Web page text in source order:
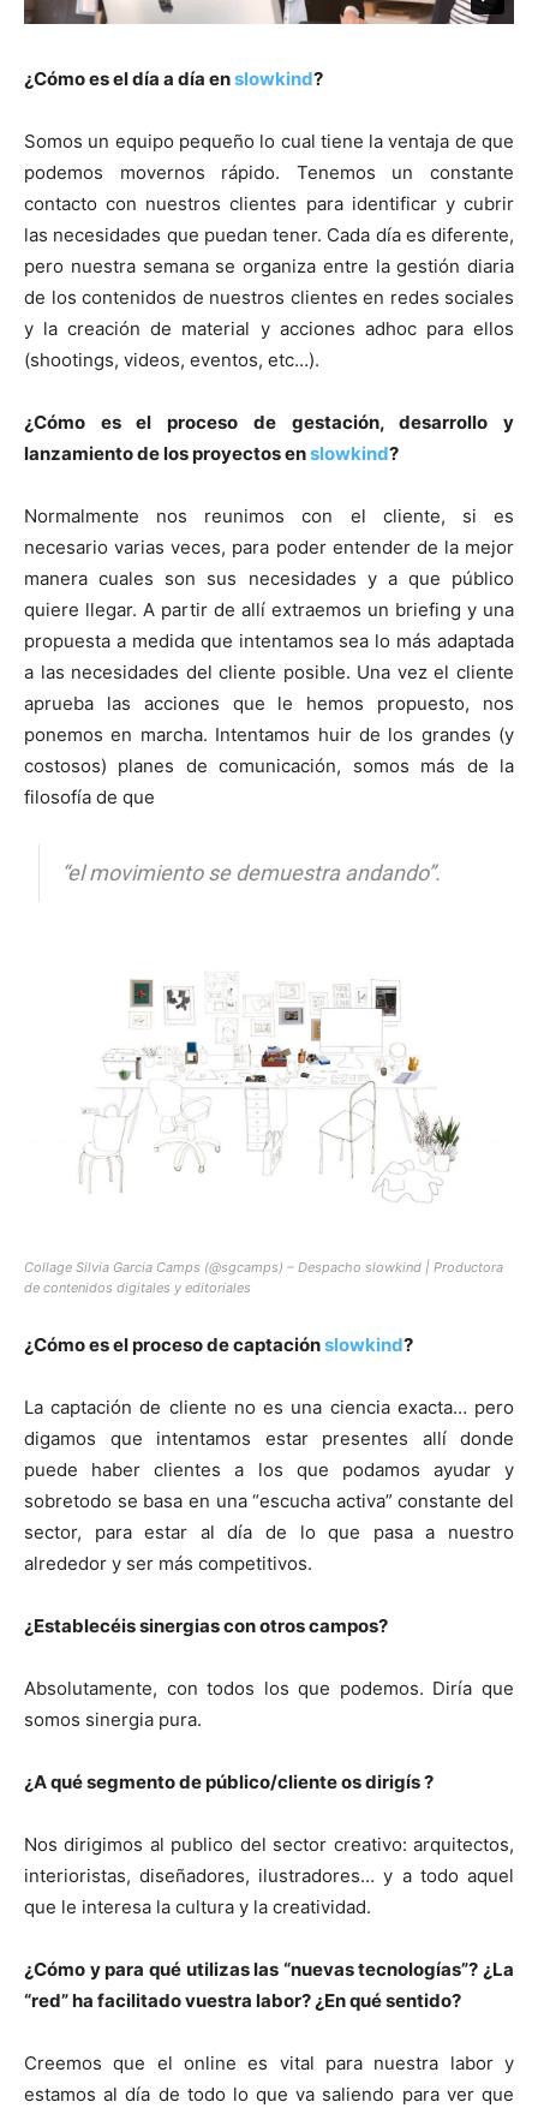
¿Cómo es el día a día enslowkind?
Somos un equipo pequeño lo cual tiene la ventaja de que
podemos movernos rápido. Tenemos un constante
contacto con nuestros clientes para identificar y cubrir
las necesidades que puedan tener. Cada día es diferente,
pero nuestra semana se organiza entre la gestión diaria
de los contenidos de nuestros clientes en redes sociales
y la creación de material y acciones adhoc para ellos
(shootings, videos, eventos, etc…).
¿Cómo es el proceso de gestación, desarrollo y
lanzamiento de los proyectos enslowkind?
Normalmente nos reunimos con el cliente, si es
necesario varias veces, para poder entender de la mejor
manera cuales son sus necesidades y a que público
quiere llegar. A partir de allí extraemos un briefing y una
propuesta a medida que intentamos sea lo más adaptada
a las necesidades del cliente posible. Una vez el cliente
aprueba las acciones que le hemos propuesto, nos
ponemos en marcha. Intentamos huir de los grandes (y
costosos) planes de comunicación, somos más de la
filosofía de que
“el movimiento se demuestra andando”.
Collage Silvia Garcia Camps (@sgcamps) – Despacho slowkind | Productora
de contenidos digitales y editoriales
¿Cómo es el proceso de captaciónslowkind?
La captación de cliente no es una ciencia exacta… pero
digamos que intentamos estar presentes allí donde
puede haber clientes a los que podamos ayudar y
sobretodo se basa en una “escucha activa” constante del
sector, para estar al día de lo que pasa a nuestro
alrededor y ser más competitivos.
¿Establecéis sinergias con otros campos?
Absolutamente, con todos los que podemos. Diría que
somos sinergia pura.
¿A qué segmento de público/cliente os dirigís ?
Nos dirigimos al publico del sector creativo: arquitectos,
interioristas, diseñadores, ilustradores… y a todo aquel
que le interesa la cultura y la creatividad.
¿Cómo y para qué utilizas las “nuevas tecnologías”? ¿La
“red” ha facilitado vuestra labor? ¿En qué sentido?
Creemos que el online es vital para nuestra labor y
estamos al día de todo lo que va saliendo para ver que